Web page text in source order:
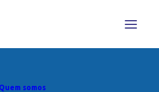
Quem somos